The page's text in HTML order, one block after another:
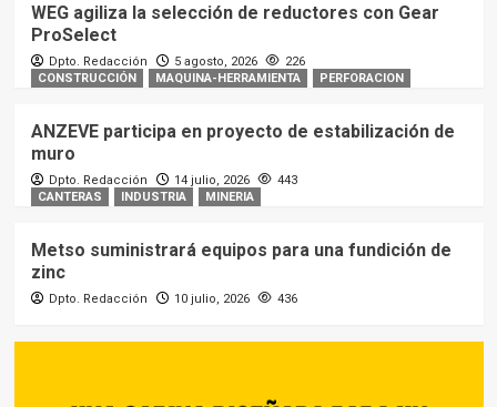
WEG agiliza la selección de reductores con Gear
ProSelect
Dpto. Redacción 5 agosto, 2026
226
CONSTRUCCIÓN
MAQUINA-HERRAMIENTA PERFORACION
ANZEVE participa en proyecto de estabilización de
muro
Dpto. Redacción 14 julio, 2026
443
CANTERAS
INDUSTRIA MINERIA
Metso suministrará equipos para una fundición de
zinc
Dpto. Redacción 10 julio, 2026 436